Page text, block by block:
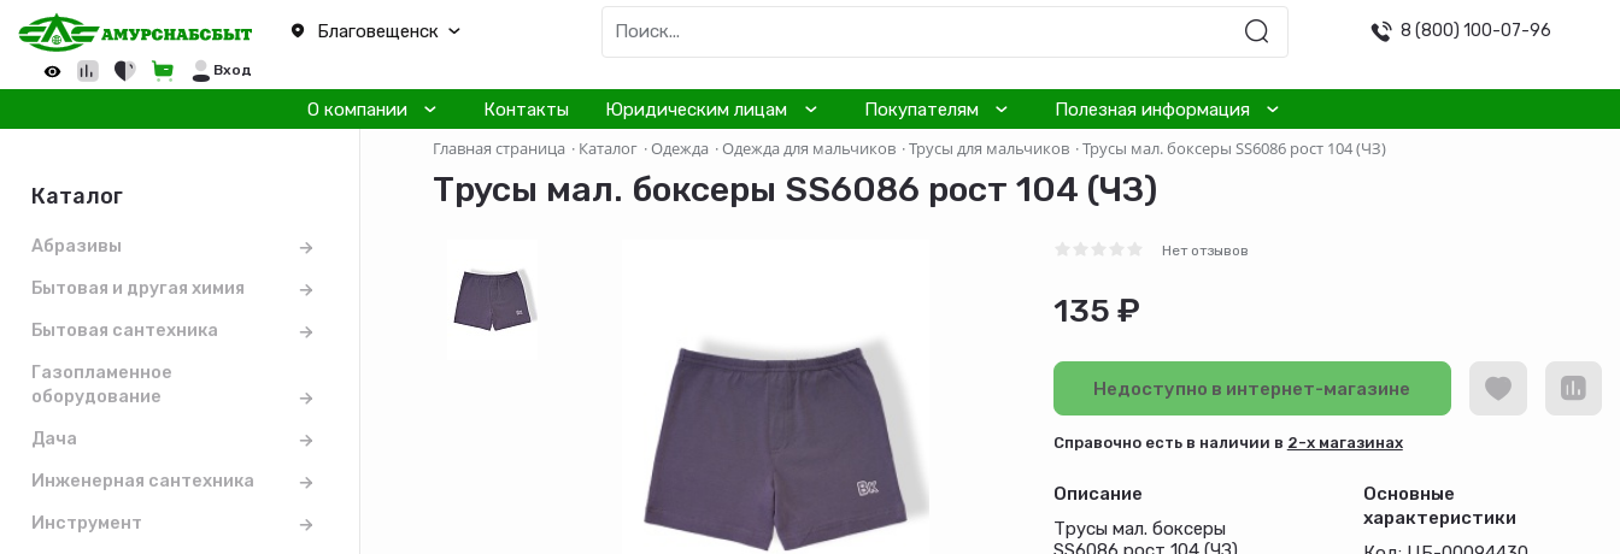
Благовещенск 8 (800) 100-07-96
Вход
О компании Контакты Юридическим лицам Покупателям Полезная информация
Каталог
Абразивы
Бытовая и другая химия
Бытовая сантехника
Газопламенное
оборудование
Дача
Инженерная сантехника
Инструмент
Главная страница · Каталог ·Одежда ·Одежда для мальчиков ·Трусы для мальчиков ·Трусы мал. боксеры SS6086 рост 104 (ЧЗ)
Трусы мал. боксеры SS6086 рост 104 (ЧЗ)
Нет отзывов
135 ₽
Недоступно в интернет-магазине
Cправочно есть в наличии в 2-х магазинах
Описание
Трусы мал. боксеры
Основные
характеристики